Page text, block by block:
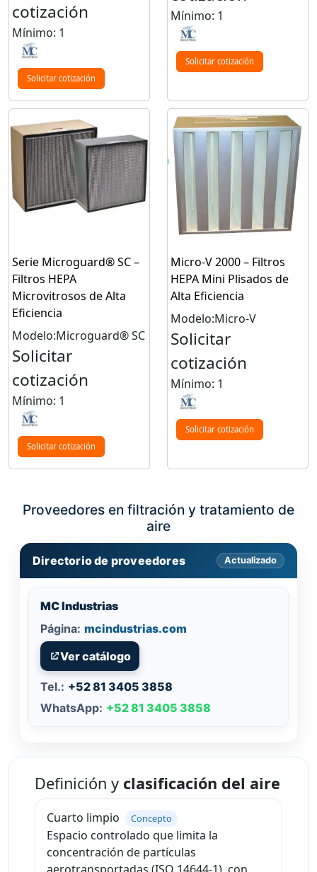
cotización
Mínimo: 1
Solicitar cotización
Mínimo: 1
Solicitar cotización
Serie Microguard® SC –
Filtros HEPA
Microvitrosos de Alta
Eficiencia
Modelo:Microguard® SC
Solicitar
cotización
Mínimo: 1
Solicitar cotización
Micro-V 2000 – Filtros
HEPA Mini Plisados de
Alta Eficiencia
Modelo:Micro-V
Solicitar
cotización
Mínimo: 1
Solicitar cotización
Proveedores en filtración y tratamiento de
aire
Directorio de proveedores Actualizado
MC Industrias
Página: mcindustrias.com
Ver catálogo
Tel.: +52 81 3405 3858
WhatsApp: +52 81 3405 3858
Definición y clasificación del aire
Cuarto limpio Concepto
Espacio controlado que limita la
concentración de partículas